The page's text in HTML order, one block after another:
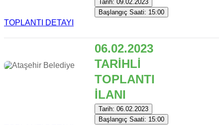
Tarih: 09.02.2023
Başlangıç Saati: 15:00
TOPLANTI DETAYI
06.02.2023
TARİHLİ
TOPLANTI
İLANI
Tarih: 06.02.2023
Başlangıç Saati: 15:00